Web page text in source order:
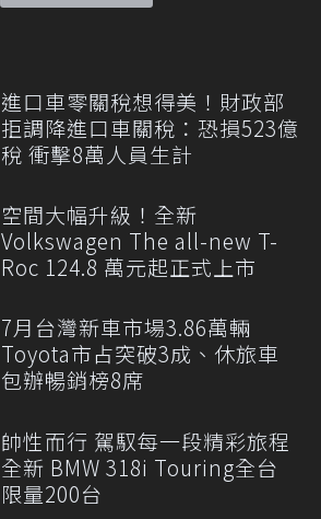
進口車零關稅想得美！財政部
拒調降進口車關稅：恐損523億
稅 衝擊8萬人員生計
空間大幅升級！全新
Volkswagen The all-new T-
Roc 124.8 萬元起正式上市
7月台灣新車市場3.86萬輛
Toyota市占突破3成、休旅車
包辦暢銷榜8席
帥性而行 駕馭每一段精彩旅程
全新 BMW 318i Touring全台
限量200台